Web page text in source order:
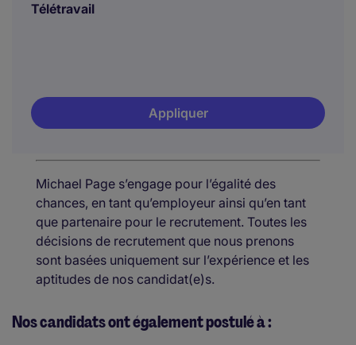
Télétravail
Appliquer
Michael Page s’engage pour l’égalité des
chances, en tant qu’employeur ainsi qu’en tant
que partenaire pour le recrutement. Toutes les
décisions de recrutement que nous prenons
sont basées uniquement sur l’expérience et les
aptitudes de nos candidat(e)s.
Nos candidats ont également postulé à :